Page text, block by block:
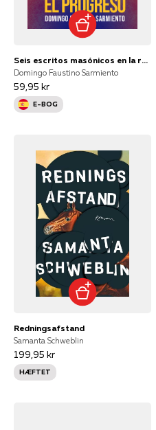
Seis escritos masónicos en la revista El Progreso
Domingo Faustino Sarmiento
59,95 kr
E-BOG
Redningsafstand
Samanta Schweblin
199,95 kr
HÆFTET